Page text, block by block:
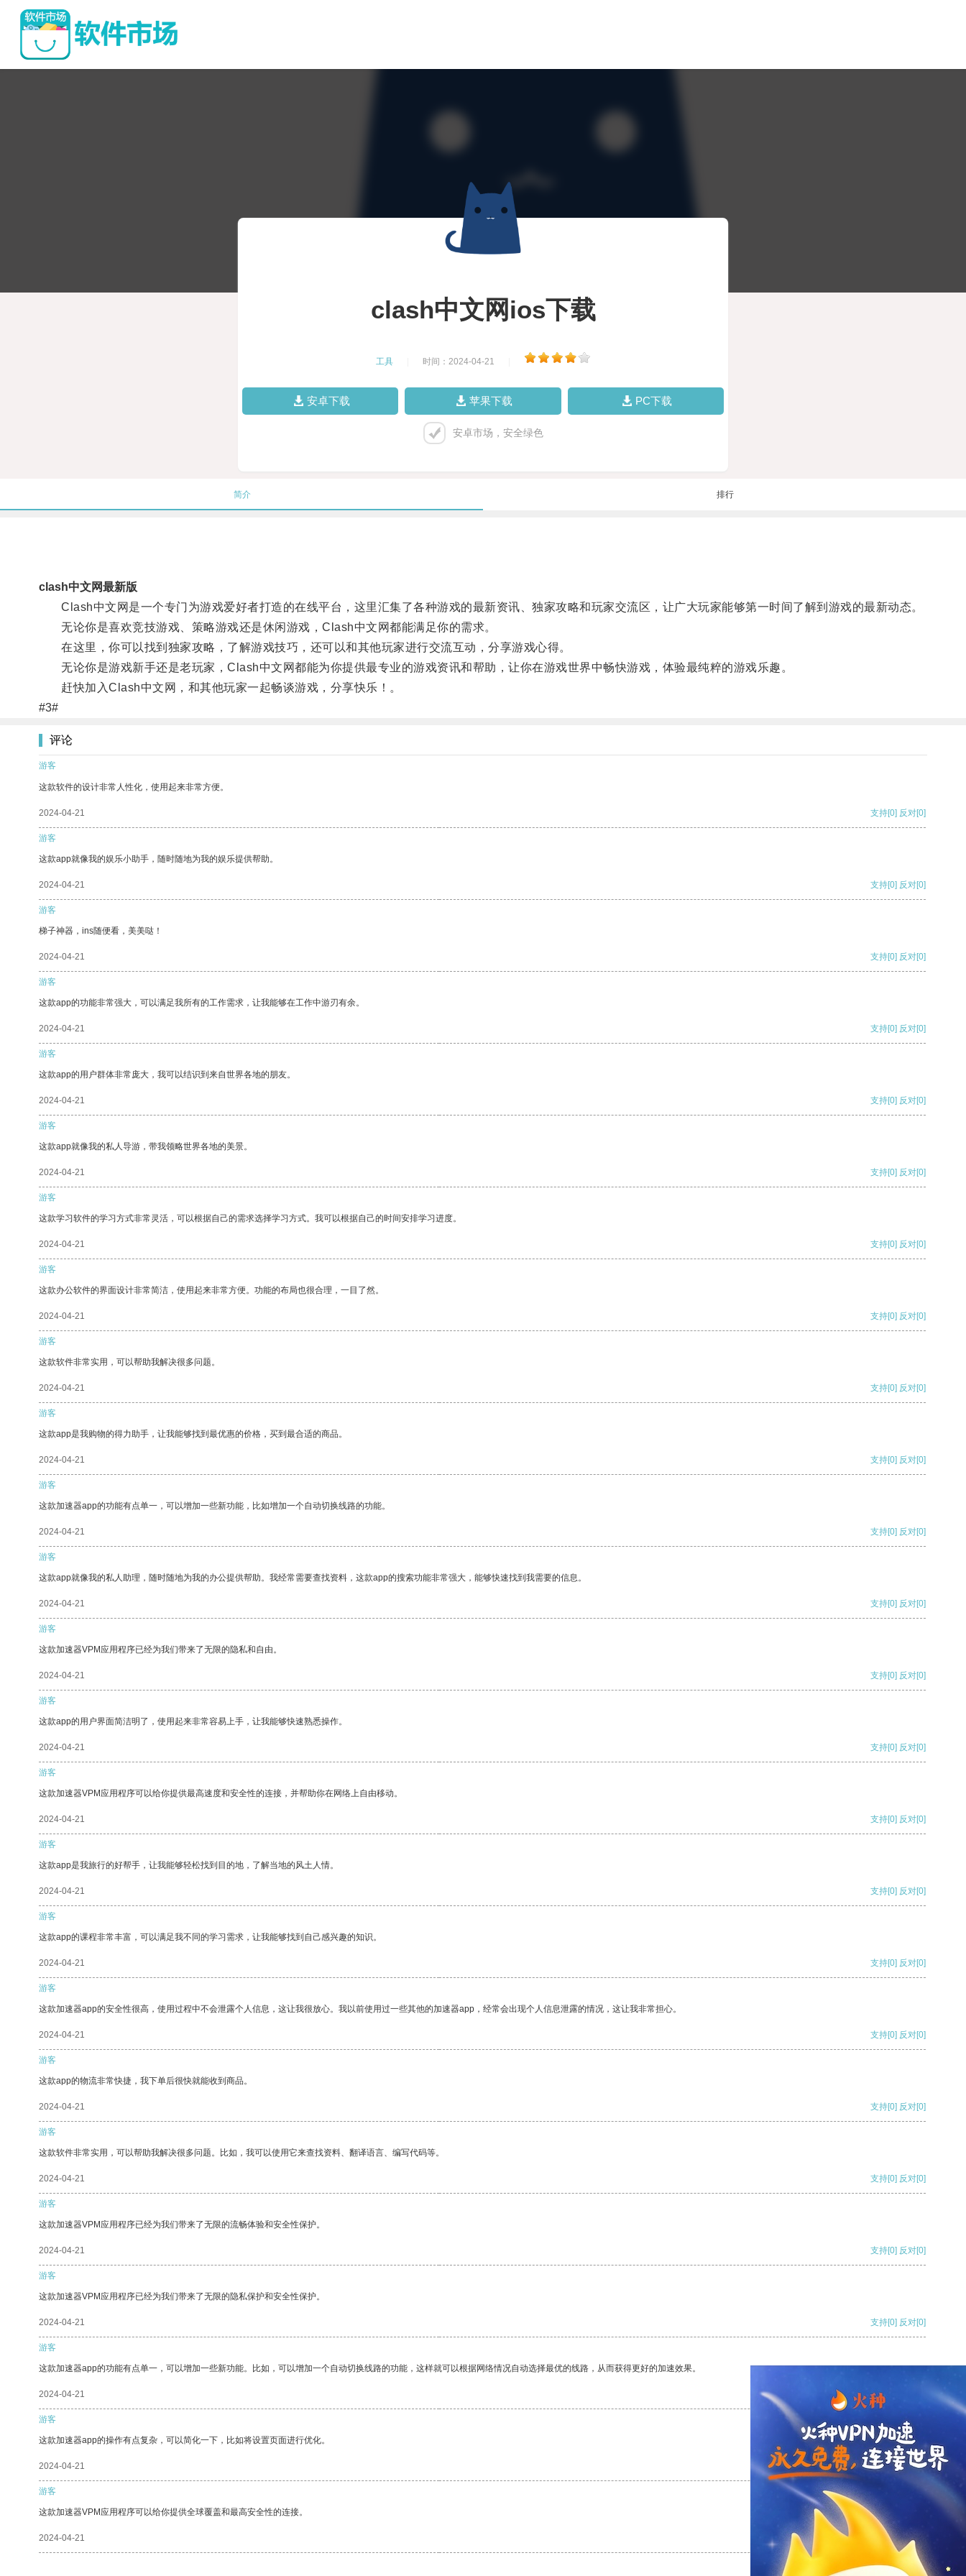
clash中文网ios下载
工具 时间：2024-04-21
安卓下载 苹果下载 PC下载
安卓市场，安全绿色
简介 排行
clash中文网最新版
Clash中文网是一个专门为游戏爱好者打造的在线平台，这里汇集了各种游戏的最新资讯、独家攻略和玩家交流区，让广大玩家能够第一时间了解到游戏的最新动态。
无论你是喜欢竞技游戏、策略游戏还是休闲游戏，Clash中文网都能满足你的需求。
在这里，你可以找到独家攻略，了解游戏技巧，还可以和其他玩家进行交流互动，分享游戏心得。
无论你是游戏新手还是老玩家，Clash中文网都能为你提供最专业的游戏资讯和帮助，让你在游戏世界中畅快游戏，体验最纯粹的游戏乐趣。
赶快加入Clash中文网，和其他玩家一起畅谈游戏，分享快乐！。
#3#
评论
游客
这款软件的设计非常人性化，使用起来非常方便。
2024-04-21 支持[0] 反对[0]
游客
这款app就像我的娱乐小助手，随时随地为我的娱乐提供帮助。
2024-04-21 支持[0] 反对[0]
游客
梯子神器，ins随便看，美美哒！
2024-04-21 支持[0] 反对[0]
游客
这款app的功能非常强大，可以满足我所有的工作需求，让我能够在工作中游刃有余。
2024-04-21 支持[0] 反对[0]
游客
这款app的用户群体非常庞大，我可以结识到来自世界各地的朋友。
2024-04-21 支持[0] 反对[0]
游客
这款app就像我的私人导游，带我领略世界各地的美景。
2024-04-21 支持[0] 反对[0]
游客
这款学习软件的学习方式非常灵活，可以根据自己的需求选择学习方式。我可以根据自己的时间安排学习进度。
2024-04-21 支持[0] 反对[0]
游客
这款办公软件的界面设计非常简洁，使用起来非常方便。功能的布局也很合理，一目了然。
2024-04-21 支持[0] 反对[0]
游客
这款软件非常实用，可以帮助我解决很多问题。
2024-04-21 支持[0] 反对[0]
游客
这款app是我购物的得力助手，让我能够找到最优惠的价格，买到最合适的商品。
2024-04-21 支持[0] 反对[0]
游客
这款加速器app的功能有点单一，可以增加一些新功能，比如增加一个自动切换线路的功能。
2024-04-21 支持[0] 反对[0]
游客
这款app就像我的私人助理，随时随地为我的办公提供帮助。我经常需要查找资料，这款app的搜索功能非常强大，能够快速找到我需要的信息。
2024-04-21 支持[0] 反对[0]
游客
这款加速器VPM应用程序已经为我们带来了无限的隐私和自由。
2024-04-21 支持[0] 反对[0]
游客
这款app的用户界面简洁明了，使用起来非常容易上手，让我能够快速熟悉操作。
2024-04-21 支持[0] 反对[0]
游客
这款加速器VPM应用程序可以给你提供最高速度和安全性的连接，并帮助你在网络上自由移动。
2024-04-21 支持[0] 反对[0]
游客
这款app是我旅行的好帮手，让我能够轻松找到目的地，了解当地的风土人情。
2024-04-21 支持[0] 反对[0]
游客
这款app的课程非常丰富，可以满足我不同的学习需求，让我能够找到自己感兴趣的知识。
2024-04-21 支持[0] 反对[0]
游客
这款加速器app的安全性很高，使用过程中不会泄露个人信息，这让我很放心。我以前使用过一些其他的加速器app，经常会出现个人信息泄露的情况，这让我非常担心。
2024-04-21 支持[0] 反对[0]
游客
这款app的物流非常快捷，我下单后很快就能收到商品。
2024-04-21 支持[0] 反对[0]
游客
这款软件非常实用，可以帮助我解决很多问题。比如，我可以使用它来查找资料、翻译语言、编写代码等。
2024-04-21 支持[0] 反对[0]
游客
这款加速器VPM应用程序已经为我们带来了无限的流畅体验和安全性保护。
2024-04-21 支持[0] 反对[0]
游客
这款加速器VPM应用程序已经为我们带来了无限的隐私保护和安全性保护。
2024-04-21 支持[0] 反对[0]
游客
这款加速器app的功能有点单一，可以增加一些新功能。比如，可以增加一个自动切换线路的功能，这样就可以根据网络情况自动选择最优的线路，从而获得更好的加速效果。
2024-04-21 支持
游客
这款加速器app的操作有点复杂，可以简化一下，比如将设置页面进行优化。
2024-04-21 支持[0] 反对[0]
游客
这款加速器VPM应用程序可以给你提供全球覆盖和最高安全性的连接。
2024-04-21 支持[0] 反对[0]